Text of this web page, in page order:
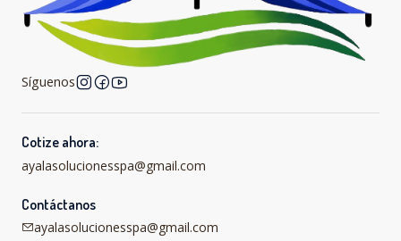
Síguenos
Cotize ahora:
ayalasolucionesspa@gmail.com
Contáctanos
ayalasolucionesspa@gmail.com